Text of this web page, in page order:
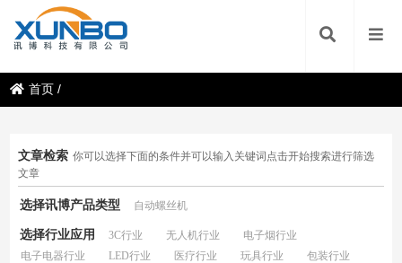
首页 /
文章检索 你可以选择下面的条件并可以输入关键词点击开始搜索进行筛选
文章
选择讯博产品类型 自动螺丝机
选择行业应用 3C行业 无人机行业
电子烟行业
电子电器行业
LED行业 医疗行业 玩具行业
包装行业